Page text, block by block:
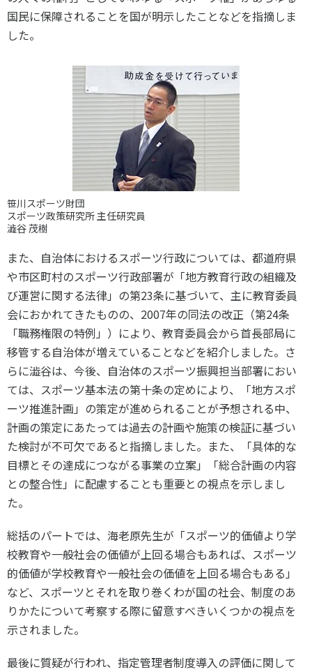
© 2020
スポーツ振興団体との連携
【動画】スポーツでアクティブなまちづくり
知る学ぶ
SPORT POLICY INCUBATOR ―スポーツ政策の『卵』 ―
Sport Topics
スポーツ 歴史の検証
スポーツ辞典
SSF BOOKS
国民に保障されることを国が明示したことなどを指摘しま
した。
笹川スポーツ財団
スポーツ政策研究所 主任研究員
澁谷 茂樹
また、自治体におけるスポーツ行政については、都道府県
や市区町村のスポーツ行政部署が「地方教育行政の組織及
び運営に関する法律」の第23条に基づいて、主に教育委員
会におかれてきたものの、2007年の同法の改正（第24条
「職務権限の特例」）により、教育委員会から首長部局に
移管する自治体が増えていることなどを紹介しました。さ
らに澁谷は、今後、自治体のスポーツ振興担当部署におい
ては、スポーツ基本法の第十条の定めにより、「地方スポ
ーツ推進計画」の策定が進められることが予想される中、
計画の策定にあたっては過去の計画や施策の検証に基づい
た検討が不可欠であると指摘しました。また、「具体的な
目標とその達成につながる事業の立案」「総合計画の内容
との整合性」に配慮することも重要との視点を示しまし
た。
総括のパートでは、海老原先生が「スポーツ的価値より学
校教育や一般社会の価値が上回る場合もあれば、スポーツ
的価値が学校教育や一般社会の価値を上回る場合もある」
など、スポーツとそれを取り巻くわが国の社会、制度のあ
りかたについて考察する際に留意すべきいくつかの視点を
示されました。
最後に質疑が行われ、指定管理者制度導入の評価に関して